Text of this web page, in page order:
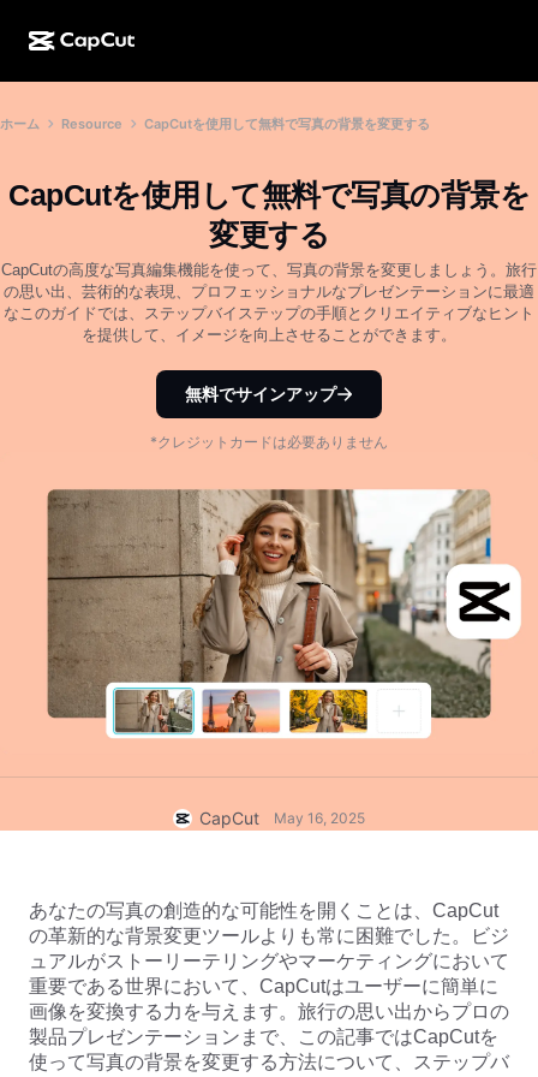
CapCutデスクトップ
CapCutオンライン
CapCutモバイル
Dreamina AI
AI作成
動画スタジオ
AI動画ジェネレーター
AI画像ジェネレーター
AI画像補正ツール
Dreamina Seedance 2.5
Gemini Omni
テキストとオーディオ
自動キャプション
キャプションテンプレート
テキスト読み上げ
声を加工
ノイズ軽減
画像
機能
動画エディター＆ジェネレーター
画像エディター＆ジェネレーター
音声ジェネレーター＆エディター
ソーシャルメディア
マーケティング
ライフスタイル＆ブイログ
カスタムデザイン
その他
マーケットトレンド
ピックアップ
テンプレートのトレンドとヒント
その他
ソーシャルメディアのテンプレート
ホリデーのテンプレート
カレンダーのテンプレート
アニバーサリーのテンプレート
エフェクトのテンプレート
ビジネスのテンプレート
産業のテンプレート
振り返りのテンプレート
その他の情報
アフィリエイト
クリエイティブパートナープログラム
CapCutクリエイティブキャンパス
ヘルプ
トラストセンター
ヘルプセンター
ニュースルーム
CapCutの利用規約について
Dreamina Seedance 2.0 Launch
CapCutを起動
ホーム Resource CapCutを使用して無料で写真の背景を変更する
CapCutを使用して無料で写真の背景を
変更する
CapCutの高度な写真編集機能を使って、写真の背景を変更しましょう。旅行
の思い出、芸術的な表現、プロフェッショナルなプレゼンテーションに最適
なこのガイドでは、ステップバイステップの手順とクリエイティブなヒント
を提供して、イメージを向上させることができます。
無料でサインアップ
*クレジットカードは必要ありません
CapCut May 16, 2025
あなたの写真の創造的な可能性を開くことは、CapCut
の革新的な背景変更ツールよりも常に困難でした。ビジ
ュアルがストーリーテリングやマーケティングにおいて
重要である世界において、CapCutはユーザーに簡単に
画像を変換する力を与えます。旅行の思い出からプロの
製品プレゼンテーションまで、この記事ではCapCutを
使って写真の背景を変更する方法について、ステップバ